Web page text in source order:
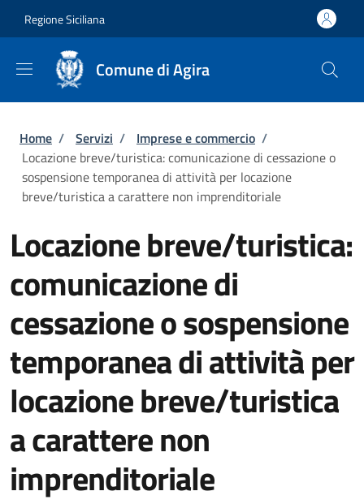
Regione Siciliana
Comune di Agira
Briciole di pane
Home / Servizi / Imprese e commercio /
Locazione breve/turistica: comunicazione di cessazione o
sospensione temporanea di attività per locazione
breve/turistica a carattere non imprenditoriale
Locazione breve/turistica:
comunicazione di
cessazione o sospensione
temporanea di attività per
locazione breve/turistica
a carattere non
imprenditoriale